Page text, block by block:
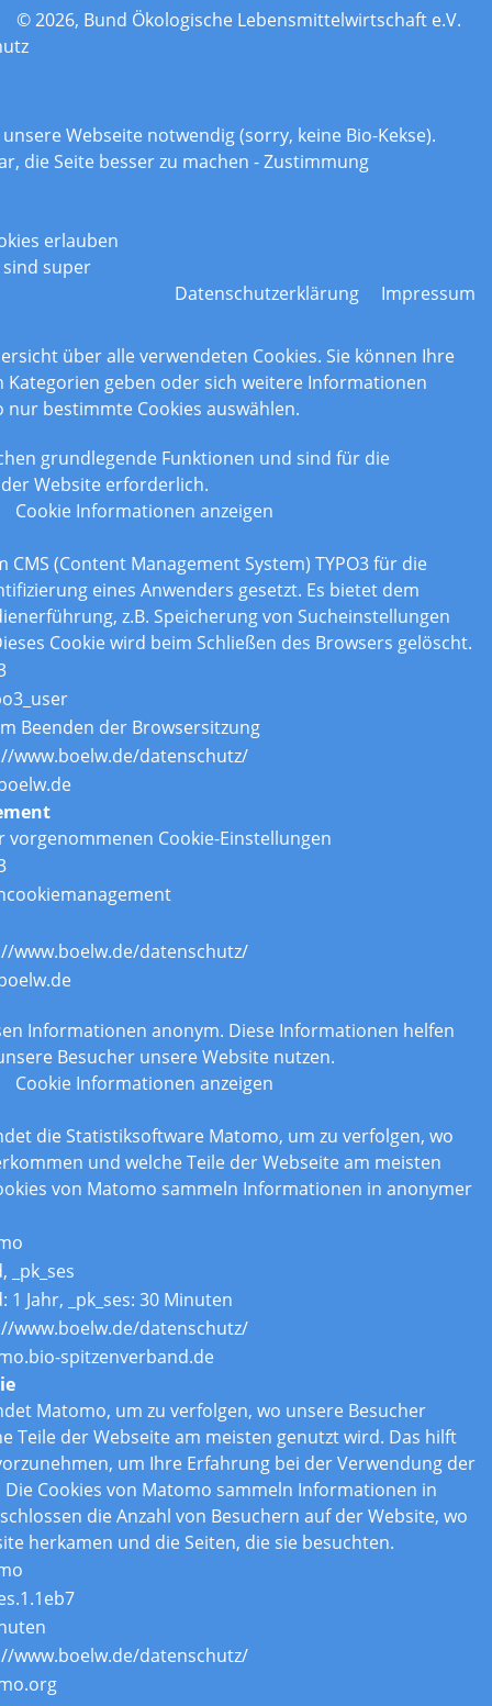
© 2026, Bund Ökologische Lebensmittelwirtschaft e.V.
Webseite notwendig (sorry, keine Bio-Kekse).
die Seite besser zu machen - Zustimmung
erlauben
super
Datenschutzerklärung
Impressum
über alle verwendeten Cookies. Sie können Ihre
Kategorien geben oder sich weitere Informationen
nur bestimmte Cookies auswählen.
grundlegende Funktionen und sind für die
Website erforderlich.
Cookie Informationen anzeigen
CMS (Content Management System) TYPO3 für die
eines Anwenders gesetzt. Es bietet dem
z.B. Speicherung von Sucheinstellungen
Cookie wird beim Schließen des Browsers gelöscht.
Beenden der Browsersitzung
www.boelw.de/datenschutz/
vorgenommenen Cookie-Einstellungen
www.boelw.de/datenschutz/
Informationen anonym. Diese Informationen helfen
Besucher unsere Website nutzen.
Cookie Informationen anzeigen
die Statistiksoftware Matomo, um zu verfolgen, wo
und welche Teile der Webseite am meisten
von Matomo sammeln Informationen in anonymer
_pk_ses
1 Jahr, _pk_ses: 30 Minuten
www.boelw.de/datenschutz/
spitzenverband.de
Matomo, um zu verfolgen, wo unsere Besucher
Teile der Webseite am meisten genutzt wird. Das hilft
um Ihre Erfahrung bei der Verwendung der
Cookies von Matomo sammeln Informationen in
die Anzahl von Besuchern auf der Website, wo
herkamen und die Seiten, die sie besuchten.
www.boelw.de/datenschutz/